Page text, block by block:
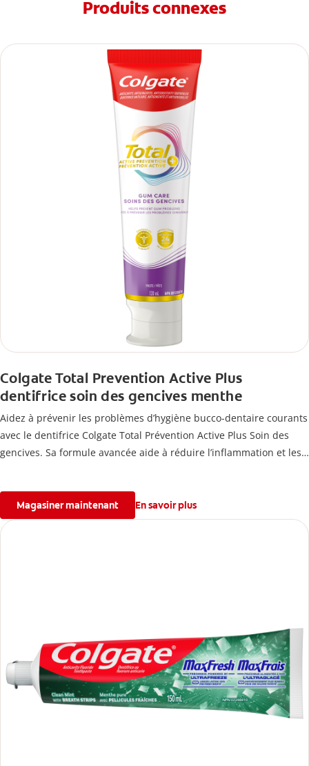
Produits connexes
Colgate Total Prevention Active Plus
dentifrice soin des gencives menthe
Aidez à prévenir les problèmes d’hygiène bucco-dentaire courants
avec le dentifrice Colgate Total Prévention Active Plus Soin des
gencives. Sa formule avancée aide à réduire l’inflammation et les
Magasiner maintenant En savoir plus